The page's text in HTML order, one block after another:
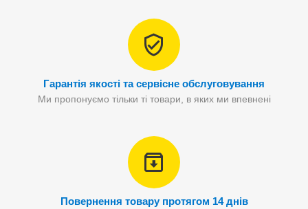
Гарантія якості та сервісне обслуговування
Ми пропонуємо тільки ті товари, в яких ми впевнені
Повернення товару протягом 14 днів